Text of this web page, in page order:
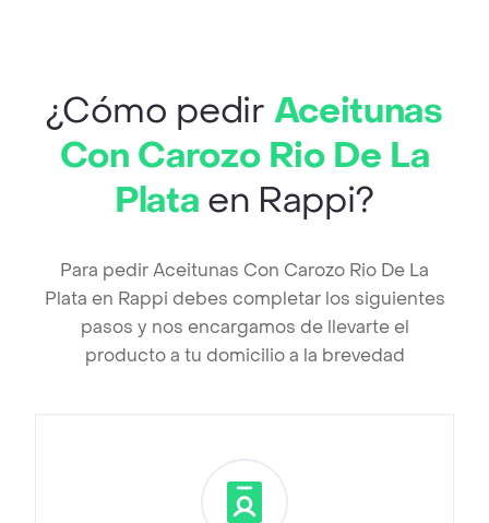
¿Cómo pedir Aceitunas
Con Carozo Rio De La
Plata en Rappi?
Para pedir Aceitunas Con Carozo Rio De La
Plata en Rappi debes completar los siguientes
pasos y nos encargamos de llevarte el
producto a tu domicilio a la brevedad